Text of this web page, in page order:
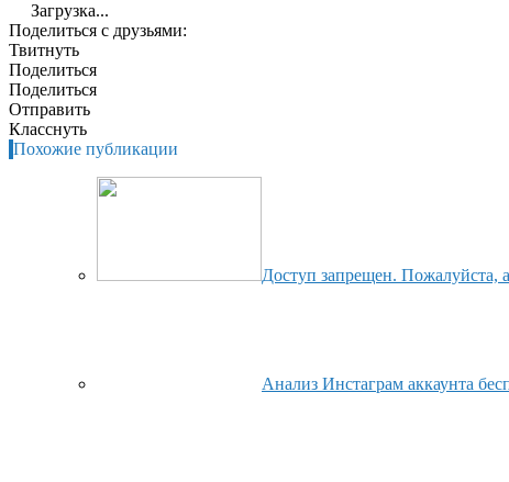
Загрузка...
Поделиться с друзьями:
Твитнуть
Поделиться
Поделиться
Отправить
Класснуть
Похожие публикации
Доступ запрещен. Пожалуйста,
Анализ Инстаграм аккаунта